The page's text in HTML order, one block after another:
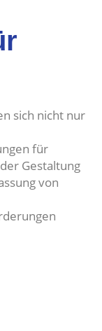
sich nicht nur
für
Gestaltung
von